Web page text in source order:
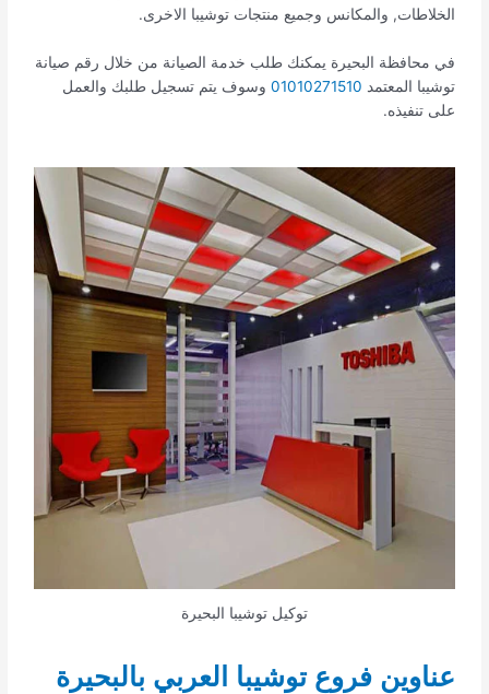
الخلاطات, والمكانس وجميع منتجات توشيبا الاخرى.
في محافظة البحيرة يمكنك طلب خدمة الصيانة من خلال رقم صيانة
توشيبا المعتمد 01010271510 وسوف يتم تسجيل طلبك والعمل
على تنفيذه.
توكيل توشيبا البحيرة
عناوين فروع توشيبا العربي بالبحيرة